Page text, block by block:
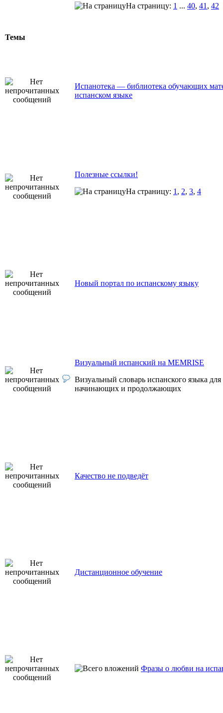
На страницу: 1 ... 40, 41 , 42
Темы
Испанотека — библиотека обучающих
испанском языке
Полезные ссылки!
На страницу: 1 , 2, 3, 4
Новый портал по испанскому языку
Визуальный испанский на MEMRISE
Визуальный словарь испанского языка для
начинающих и продолжающих
Качество не подведёт
Дистанционное обучение
Фразы о любви на